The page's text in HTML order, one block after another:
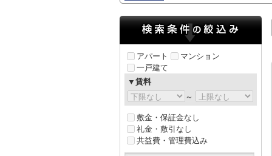
アパート
マンション
一戸建て
▼賃料
～
敷金・保証金なし
礼金・敷引なし
共益費・管理費込み